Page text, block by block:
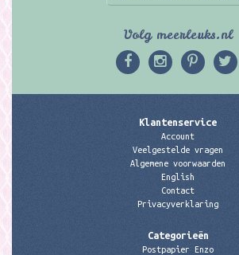
Volg meerleuks.nl
Klantenservice
Account
Veelgestelde vragen
Algemene voorwaarden
English
Contact
Privacyverklaring
Categorieën
Postpapier Enzo